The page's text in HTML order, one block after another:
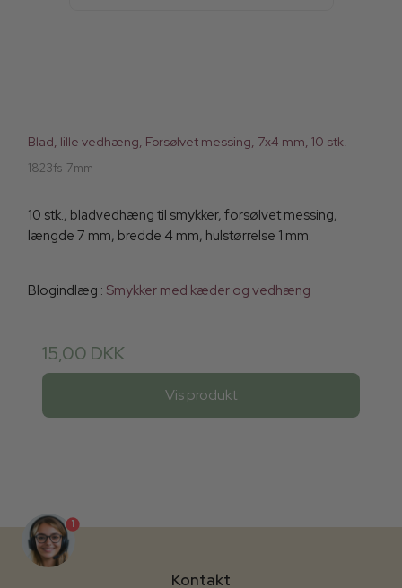
Blad, lille vedhæng, Forsølvet messing, 7x4 mm, 10 stk.
1823fs-7mm
10 stk., bladvedhæng til smykker, forsølvet messing,
længde 7 mm, bredde 4 mm, hulstørrelse 1 mm.
Blogindlæg : Smykker med kæder og vedhæng
15,00 DKK
Vis produkt
Kontakt
1